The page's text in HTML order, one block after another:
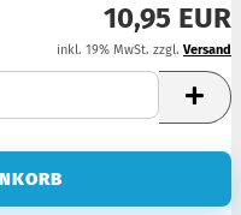
10,95 EUR
inkl. 19% MwSt. zzgl. Versand